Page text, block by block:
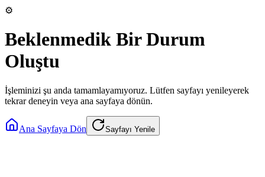
⚙️
Beklenmedik Bir Durum
Oluştu
İşleminizi şu anda tamamlayamıyoruz. Lütfen sayfayı yenileyerek
tekrar deneyin veya ana sayfaya dönün.
Ana Sayfaya Dön Sayfayı Yenile